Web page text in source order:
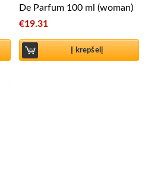
De Parfum 100 ml (woman)
€19.31
Į krepšelį